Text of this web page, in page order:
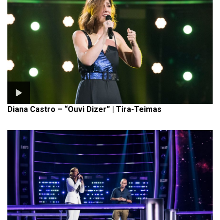
Diana Castro – “Ouvi Dizer” | Tira-Teimas